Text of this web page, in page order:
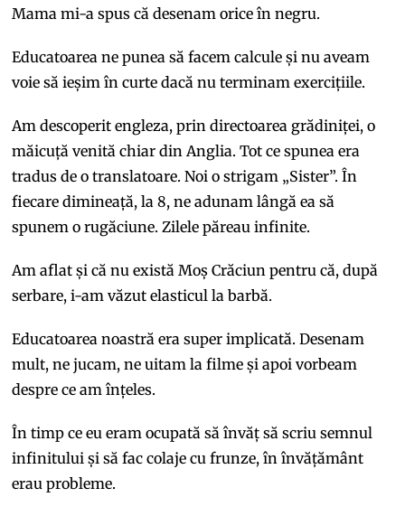
Mama mi-a spus că desenam orice în negru.
Educatoarea ne punea să facem calcule și nu aveam
voie să ieșim în curte dacă nu terminam exercițiile.
Am descoperit engleza, prin directoarea grădiniței, o
măicuță venită chiar din Anglia. Tot ce spunea era
tradus de o translatoare. Noi o strigam „Sister”. În
fiecare dimineață, la 8, ne adunam lângă ea să
spunem o rugăciune. Zilele păreau infinite.
Am aflat și că nu există Moș Crăciun pentru că, după
serbare, i-am văzut elasticul la barbă.
Educatoarea noastră era super implicată. Desenam
mult, ne jucam, ne uitam la filme și apoi vorbeam
despre ce am înțeles.
În timp ce eu eram ocupată să învăț să scriu semnul
infinitului și să fac colaje cu frunze, în învățământ
erau probleme.